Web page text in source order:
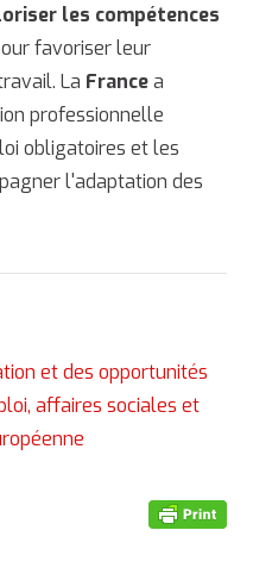
les compétences
favoriser leur
La Francea
professionnelle
obligatoires et les
l'adaptation des
et des opportunités
affaires sociales et